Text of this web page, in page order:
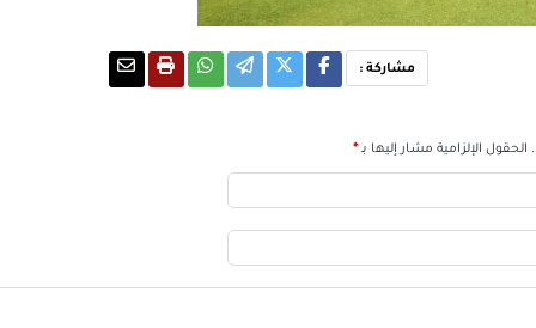
مشاركة :
الحقول الإلزامية مشار إليها بـ*